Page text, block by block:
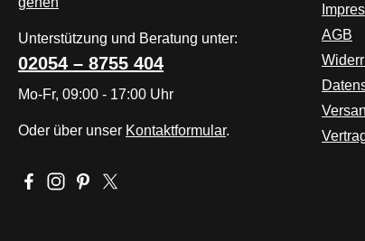
Unterstützung und Beratung unter:
02054 – 8755 404
Mo-Fr, 09:00 - 17:00 Uhr
Oder über unser Kontaktformular.
Besuche uns auf Facebook – öffnet in neuem Tab
Schau auf Instagram vorbei – öffnet in neuem Tab
Lass dich auf Pinterest inspirieren – öffnet in
Folge uns auf X – öffnet in neuem Tab
AGB